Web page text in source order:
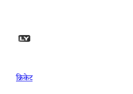
क्रिकेट